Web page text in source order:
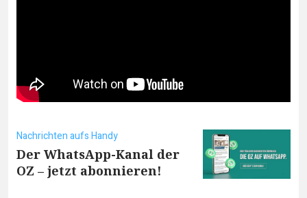
Nachrichten aufs Handy
Der WhatsApp-Kanal der
OZ – jetzt abonnieren!